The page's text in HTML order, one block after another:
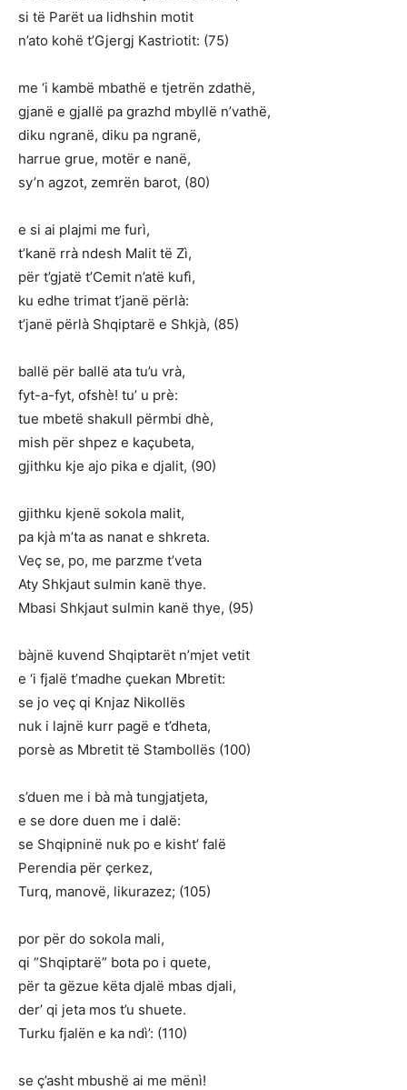
si të Parët ua lidhshin motit
n’ato kohë t’Gjergj Kastriotit: (75)
me ‘i kambë mbathë e tjetrën zdathë,
gjanë e gjallë pa grazhd mbyllë n’vathë,
diku ngranë, diku pa ngranë,
harrue grue, motër e nanë,
sy’n agzot, zemrën barot, (80)
e si ai plajmi me furì,
t’kanë rrà ndesh Malit të Zì,
për t’gjatë t’Cemit n’atë kufì,
ku edhe trimat t’janë përlà:
t’janë përlà Shqiptarë e Shkjà, (85)
ballë për ballë ata tu’u vrà,
fyt-a-fyt, ofshè! tu’ u prè:
tue mbetë shakull përmbi dhè,
mish për shpez e kaçubeta,
gjithku kje ajo pika e djalit, (90)
gjithku kjenë sokola malit,
pa kjà m’ta as nanat e shkreta.
Veç se, po, me parzme t’veta
Aty Shkjaut sulmin kanë thye.
Mbasi Shkjaut sulmin kanë thye, (95)
bàjnë kuvend Shqiptarët n’mjet vetit
e ‘i fjalë t’madhe çuekan Mbretit:
se jo veç qi Knjaz Nikollës
nuk i lajnë kurr pagë e t’dheta,
porsè as Mbretit të Stambollës (100)
s’duen me i bà mà tungjatjeta,
e se dore duen me i dalë:
se Shqipninë nuk po e kisht’ falë
Perendia për çerkez,
Turq, manovë, likurazez; (105)
por për do sokola mali,
qi “Shqiptarë” bota po i quete,
për ta gëzue këta djalë mbas djali,
der’ qi jeta mos t’u shuete.
Turku fjalën e ka ndì’: (110)
se ç’asht mbushë ai me mënì!